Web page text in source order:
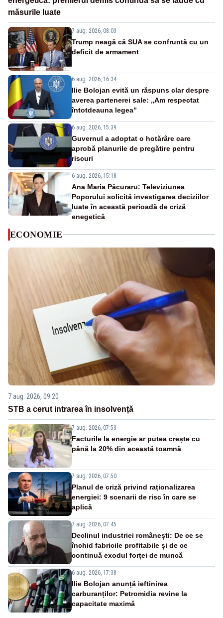
măsurile luate
7 aug. 2026, 08:03
Trump neagă că SUA se confruntă cu un
deficit de armament
6 aug. 2026, 16:34
Ilie Bolojan evită un răspuns clar despre
averea partenerei sale: „Am respectat
întotdeauna legea”
6 aug. 2026, 15:39
Guvernul a adoptat o hotărâre care
aprobă planurile de pregătire pentru
riscuri
6 aug. 2026, 15:18
Ana Maria Păcuraru: Televiziunea
Poporului solicită investigarea deciziilor
luate în această perioadă de criză
enegetică
ECONOMIE
7 aug. 2026, 09:20
STB a cerut intrarea în insolvență
7 aug. 2026, 07:53
Facturile la energie ar putea crește cu
până la 20% din această toamnă
7 aug. 2026, 07:50
Planul de criză privind raționalizarea
energiei: 9 scenarii de risc în care se
aplică
7 aug. 2026, 07:45
Declinul industriei românești: De ce se
închid fabricile profitabile și de ce
continuă exodul forței de muncă
6 aug. 2026, 17:38
Ilie Bolojan anunță ieftinirea
carburanților: Petromidia revine la
capacitate maximă